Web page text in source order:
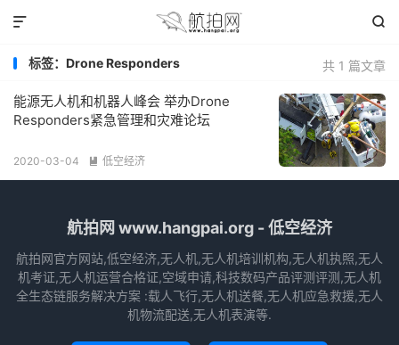


共 1 篇文章
标签：Drone Responders
能源无人机和机器人峰会 举办Drone
Responders紧急管理和灾难论坛
2020-03-04  低空经济
航拍网 www.hangpai.org - 低空经济
航拍网官方网站,低空经济,无人机,无人机培训机构,无人机执照,无人
机考证,无人机运营合格证,空域申请,科技数码产品评测评测,无人机
全生态链服务解决方案 :载人飞行,无人机送餐,无人机应急救援,无人
机物流配送,无人机表演等.